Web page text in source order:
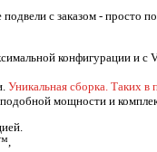
с заказом - просто
конфигурации и с
Уникальная сборка. Таких в
мощности и